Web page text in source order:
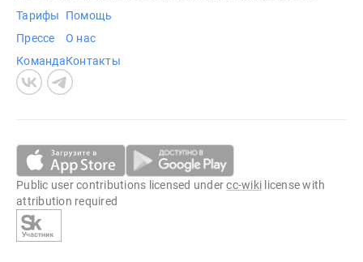
Тарифы
Прессе
Команда
Помощь
О нас
Контакты
Public user contributions licensed undercc-wiki license with
attribution required